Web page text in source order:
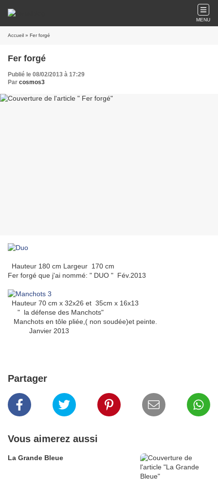
MENU
Accueil » Fer forgé
Fer forgé
Publié le 08/02/2013 à 17:29
Par cosmos3
Hauteur 180 cm Largeur 170 cm
Fer forgé que j'ai nommé: " DUO " Fév.2013
Hauteur 70 cm x 32x26 et 35cm x 16x13
" la défense des Manchots"
Manchots en tôle pliée,( non soudée)et peinte.
Janvier 2013
Partager
Vous aimerez aussi
La Grande Bleue